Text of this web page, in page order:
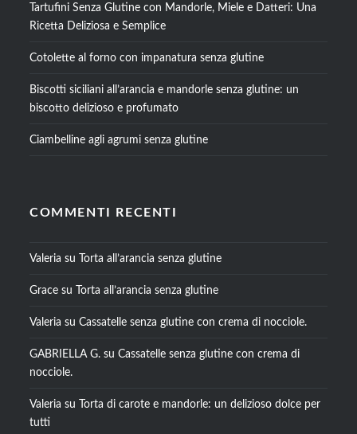
Tartufini Senza Glutine con Mandorle, Miele e Datteri: Una
Ricetta Deliziosa e Semplice
Cotolette al forno con impanatura senza glutine
Biscotti siciliani all’arancia e mandorle senza glutine: un
biscotto delizioso e profumato
Ciambelline agli agrumi senza glutine
COMMENTI RECENTI
Valeria suTorta all’arancia senza glutine
Grace suTorta all’arancia senza glutine
Valeria suCassatelle senza glutine con crema di nocciole.
GABRIELLA G. suCassatelle senza glutine con crema di
nocciole.
Valeria suTorta di carote e mandorle: un delizioso dolce per
tutti